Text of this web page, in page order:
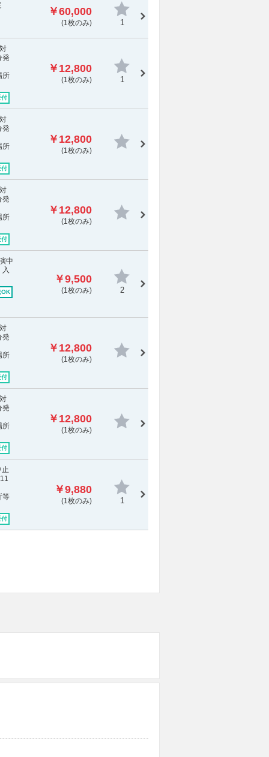
￥60,000
(1枚のみ) 1
発
所
付
￥12,800
(1枚のみ) 1
発
所
付
￥12,800
(1枚のみ)
発
所
付
￥12,800
(1枚のみ)
中
OK
￥9,500
(1枚のみ) 2
発
所
付
￥12,800
(1枚のみ)
発
所
付
￥12,800
(1枚のみ)
等
付
￥9,880
(1枚のみ) 1